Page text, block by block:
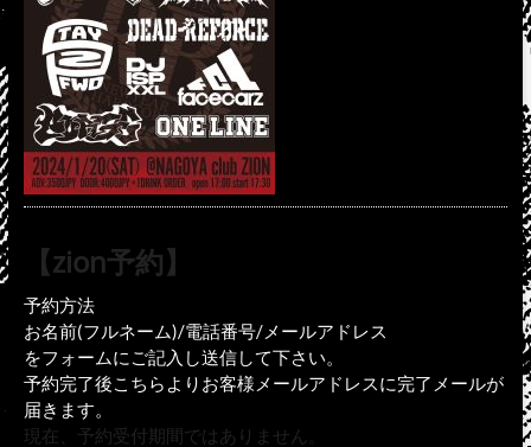
【zion予約】
予約方法
お名前(フルネーム)/電話番号/メールアドレス
をフォームにご記入し送信して下さい。
予約完了後こちらよりお客様メールアドレスに完了メールが
届きます。
現在、予約受付期間ではありません。